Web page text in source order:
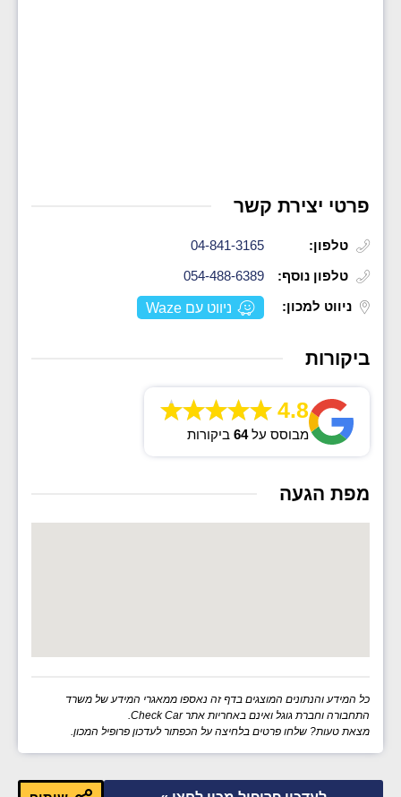
פרטי יצירת קשר
טלפון:
04-841-3165
טלפון נוסף:
054-488-6389
ניווט למכון:
ניווט עם Waze
ביקורות
4.8
מבוסס על64 ביקורות
מפת הגעה
כל המידע והנתונים המוצגים בדף זה נאספו ממאגרי המידע של משרד
התחבורה וחברת גוגל ואינם באחריות אתר Check Car.
מצאת טעות? שלחו פרטים בלחיצה על הכפתור לעדכון פרופיל המכון.